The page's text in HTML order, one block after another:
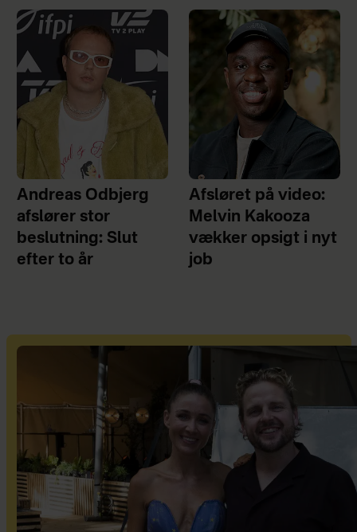
Andreas Odbjerg
afslører stor
beslutning: Slut
efter to år
Afsløret på video:
Melvin Kakooza
vækker opsigt i nyt
job